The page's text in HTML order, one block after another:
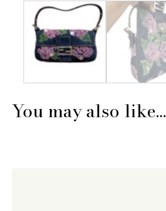
You may also like…